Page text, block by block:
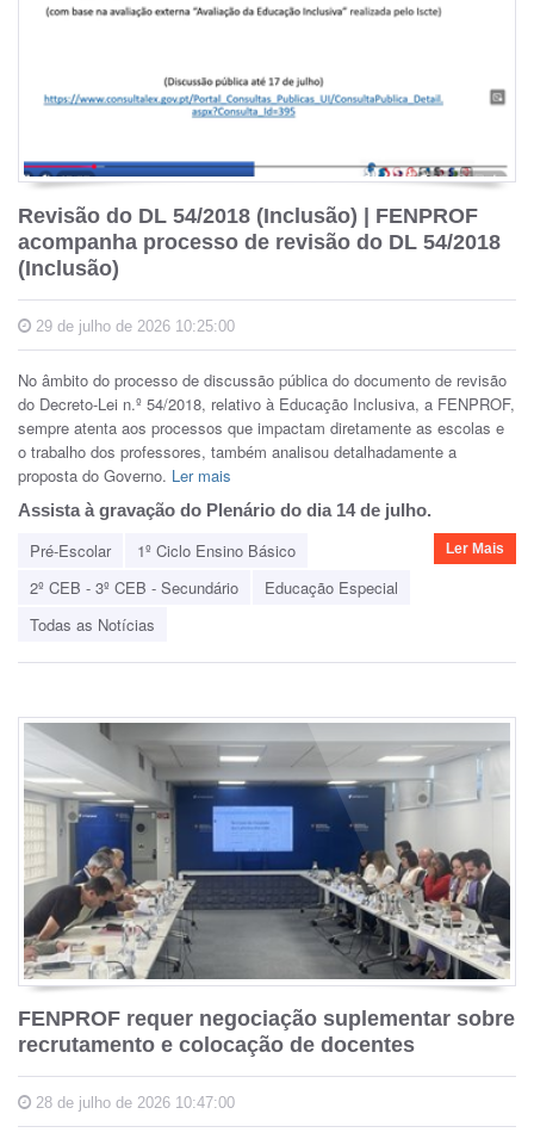
Revisão do DL 54/2018 (Inclusão) | FENPROF
acompanha processo de revisão do DL 54/2018
(Inclusão)
29 de julho de 2026 10:25:00
No âmbito do processo de discussão pública do documento de revisão
do Decreto-Lei n.º 54/2018, relativo à Educação Inclusiva, a FENPROF,
sempre atenta aos processos que impactam diretamente as escolas e
o trabalho dos professores, também analisou detalhadamente a
proposta do Governo. Ler mais
Assista à gravação do Plenário do dia 14 de julho.
Pré-Escolar
1º Ciclo Ensino Básico
2º CEB - 3º CEB - Secundário
Educação Especial
Todas as Notícias
Ler Mais
FENPROF requer negociação suplementar sobre
recrutamento e colocação de docentes
28 de julho de 2026 10:47:00